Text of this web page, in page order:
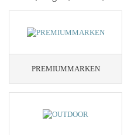
PREMIUMMARKEN